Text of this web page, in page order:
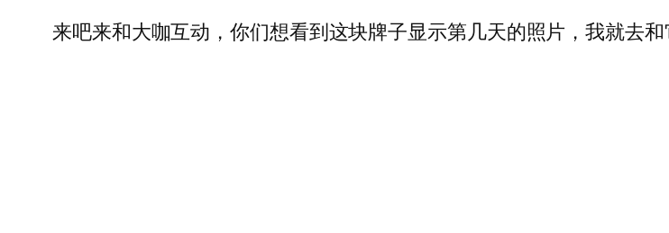
来吧来和大咖互动，你们想看到这块牌子显示第几天的照片，我就去